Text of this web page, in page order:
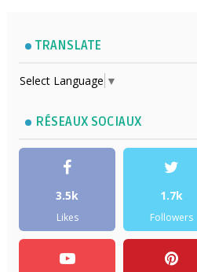
TRANSLATE
Select Language ▼
RÉSEAUX SOCIAUX
3.5k
Likes
1.7k
Followers